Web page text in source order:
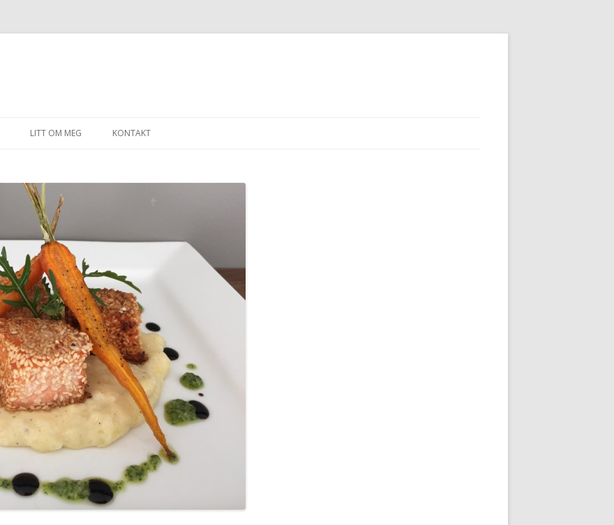
LITT OM MEG KONTAKT